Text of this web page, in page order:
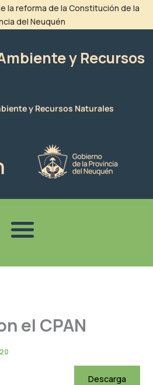
la reforma de la Constitución de la
del Neuquén
y Recursos
y Recursos Naturales
el CPAN
Descarga